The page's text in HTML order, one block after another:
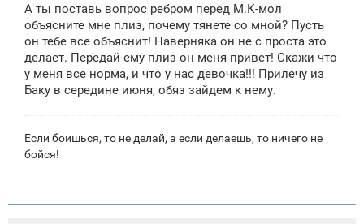
А ты поставь вопрос ребром перед М.К-мол
объясните мне плиз, почему тянете со мной? Пусть
он тебе все объяснит! Наверняка он не с проста это
делает. Передай ему плиз он меня привет! Скажи что
у меня все норма, и что у нас девочка!!! Прилечу из
Баку в середине июня, обяз зайдем к нему.
Если боишься, то не делай, а если делаешь, то ничего не
бойся!